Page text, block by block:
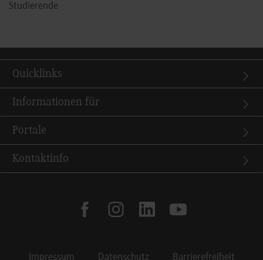
Studierende
Quicklinks
Informationen für
Portale
Kontaktinfo
facebookinstagramlinkedin youtube